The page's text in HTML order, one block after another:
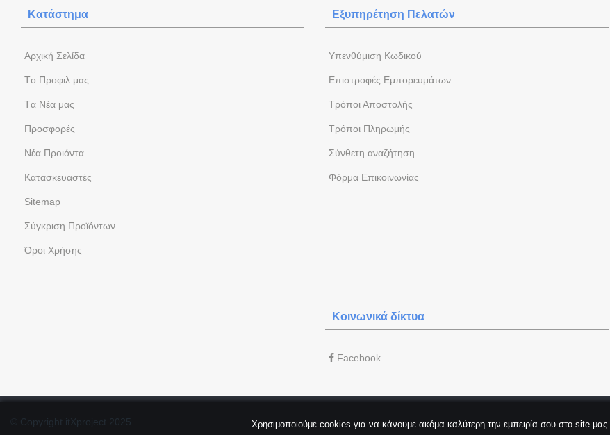
Χρησιμοποιούμε cookies για να κάνουμε ακόμα καλύτερη την εμπειρία σου στο site μας.
Κατάστημα
Aρχική Σελίδα
Tο Προφιλ μας
Tα Νέα μας
Προσφορές
Νέα Προιόντα
Kατασκευαστές
Sitemap
Σύγκριση Προϊόντων
Όροι Χρήσης
Εξυπηρέτηση Πελατών
Yπενθύμιση Κωδικού
Επιστροφές Εμπορευμάτων
Τρόποι Αποστολής
Τρόποι Πληρωμής
Σύνθετη αναζήτηση
Φόρμα Eπικοινωνίας
Κοινωνικά δίκτυα
Facebook
© Copyright itXproject 2025